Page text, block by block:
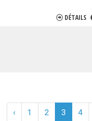
DÉTAILS
‹ 1 2 3 4